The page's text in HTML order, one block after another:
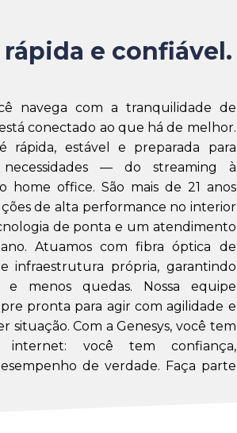
e confiável.
navega com a tranquilidade de
conectado ao que há de melhor.
rápida, estável e preparada para
— do streaming à
home office. São mais de 21 anos
de alta performance no interior
de ponta e um atendimento
Atuamos com fibra óptica de
infraestrutura própria, garantindo
e menos quedas. Nossa equipe
pronta para agir com agilidade e
situação. Com a Genesys, você tem
você tem confiança,
de verdade. Faça parte